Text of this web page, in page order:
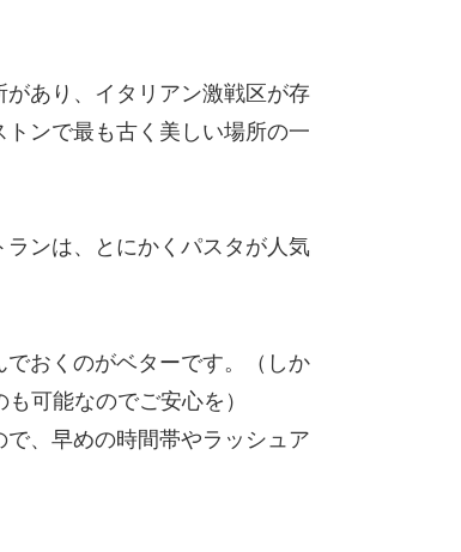
あり、イタリアン激戦区が存
ンで最も古く美しい場所の一
ンは、とにかくパスタが人気
おくのがベターです。（しか
可能なのでご安心を）
、早めの時間帯やラッシュア